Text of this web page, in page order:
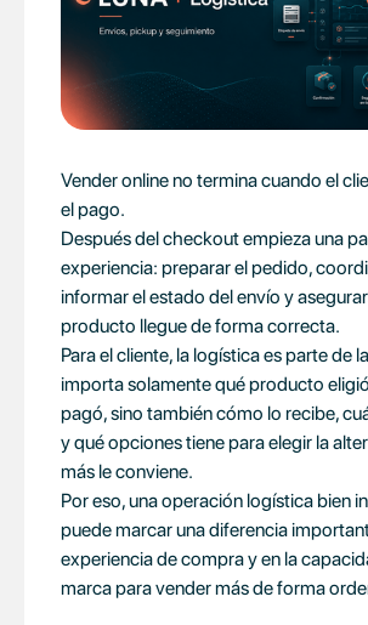
Vender online no termina cuando el
el pago.
Después del checkout empieza una
experiencia: preparar el pedido,
informar el estado del envío y
producto llegue de forma correcta.
Para el cliente, la logística es parte de
importa solamente qué producto
pagó, sino también cómo lo recibe,
y qué opciones tiene para elegir la
más le conviene.
Por eso, una operación logística bien
puede marcar una diferencia
experiencia de compra y en la
marca para vender más de forma